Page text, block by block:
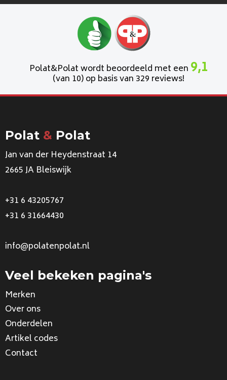
Polat&Polat wordt beoordeeld met een 9,1
(van 10) op basis van 329 reviews!
Polat & Polat
Jan van der Heydenstraat 14
2665 JA Bleiswijk
+31 6 43205767
+31 6 31664430
info@polatenpolat.nl
Veel bekeken pagina's
Merken
Over ons
Onderdelen
Artikel codes
Contact